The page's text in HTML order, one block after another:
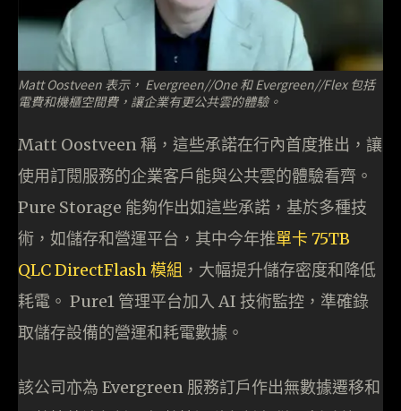
Matt Oostveen 表示， Evergreen//One 和 Evergreen//Flex 包括
電費和機櫃空間費，讓企業有更公共雲的體驗。
Matt Oostveen 稱，這些承諾在行內首度推出，讓
使用訂閱服務的企業客戶能與公共雲的體驗看齊。
Pure Storage 能夠作出如這些承諾，基於多種技
術，如儲存和營運平台，其中今年推單卡 75TB
QLC DirectFlash 模組 ，大幅提升儲存密度和降低
耗電。 Pure1 管理平台加入 AI 技術監控，準確錄
取儲存設備的營運和耗電數據。
該公司亦為 Evergreen 服務訂戶作出無數據遷移和